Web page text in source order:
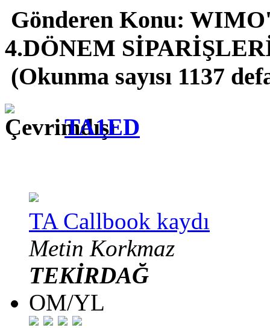
Gönderen Konu:
4.DÖNEM
(Okunma sayısı 1137
TA1ED
TA Callbook kaydı
Metin Korkmaz
TEKİRDAĞ
OM/YL